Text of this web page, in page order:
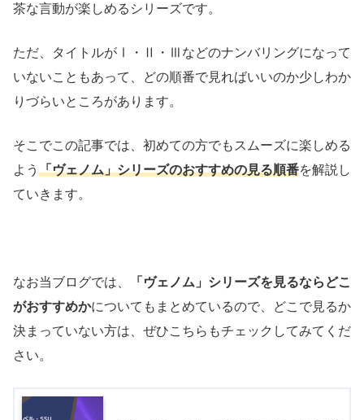
茶な言動が楽しめるシリーズです。
ただ、タイトルがⅠ・Ⅱ・Ⅲなどのナンバリングになって
いないこともあって、どの順番で見ればいいのか少しわか
りづらいところがあります。
そこでこの記事では、初めての方でもスムーズに楽しめる
よう 「ヴェノム」シリーズのおすすめの見る順番を解説し
ていきます。
なお当ブログでは、
「ヴェノム」シリーズを見るならどこ
がおすすめかについてもまとめているので、どこで見るか
決まっていない方は、ぜひこちらもチェックしてみてくだ
さい。